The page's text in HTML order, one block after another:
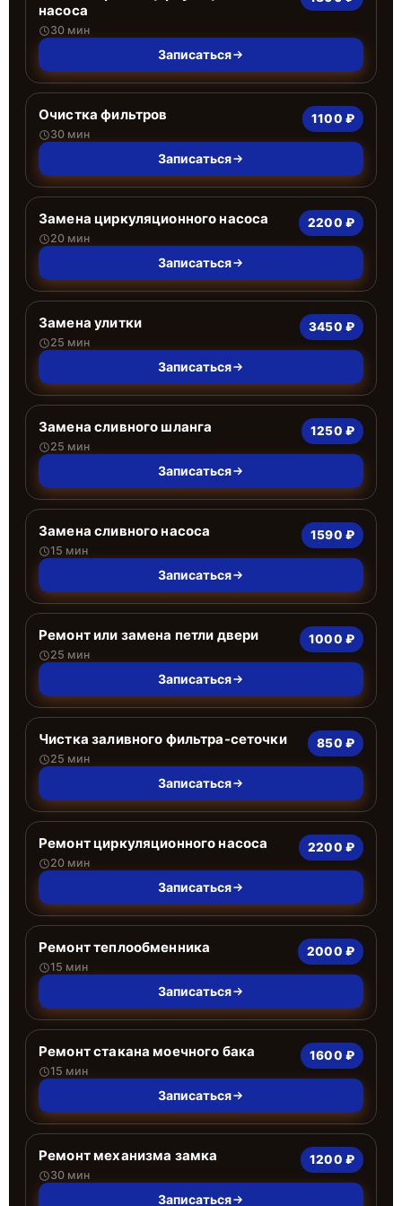
насоса
30 мин
Записаться
Очистка фильтров
30 мин
1100 ₽
Записаться
Замена циркуляционного насоса
20 мин
2200 ₽
Записаться
Замена улитки
25 мин
3450 ₽
Записаться
Замена сливного шланга
25 мин
1250 ₽
Записаться
Замена сливного насоса
15 мин
1590 ₽
Записаться
Ремонт или замена петли двери
25 мин
1000 ₽
Записаться
Чистка заливного фильтра-сеточки
25 мин
850 ₽
Записаться
Ремонт циркуляционного насоса
20 мин
2200 ₽
Записаться
Ремонт теплообменника
15 мин
2000 ₽
Записаться
Ремонт стакана моечного бака
15 мин
1600 ₽
Записаться
Ремонт механизма замка
30 мин
1200 ₽
Записаться